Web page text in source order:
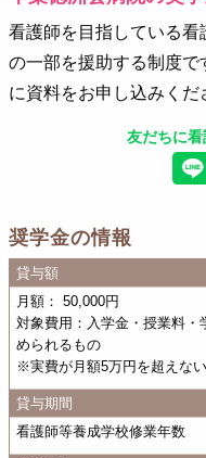
看護師を目指している
の一部を援助する制度
に資料をお申し込みくだ
友だちに
奨学金の情報
貸与額
月額： 50,000円
対象費用：入学金・授業料
められるもの
※実費が月額5万円を超えな
貸与期間
看護師等養成学校修業年数